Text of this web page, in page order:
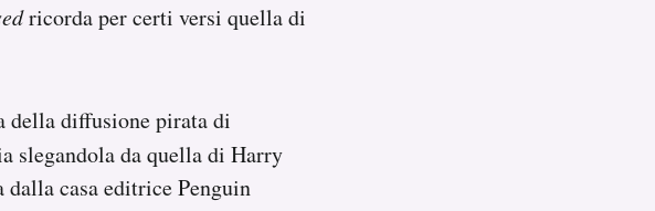
ricorda per certi versi quella di
della diffusione pirata di
slegandola da quella di Harry
casa editrice Penguin